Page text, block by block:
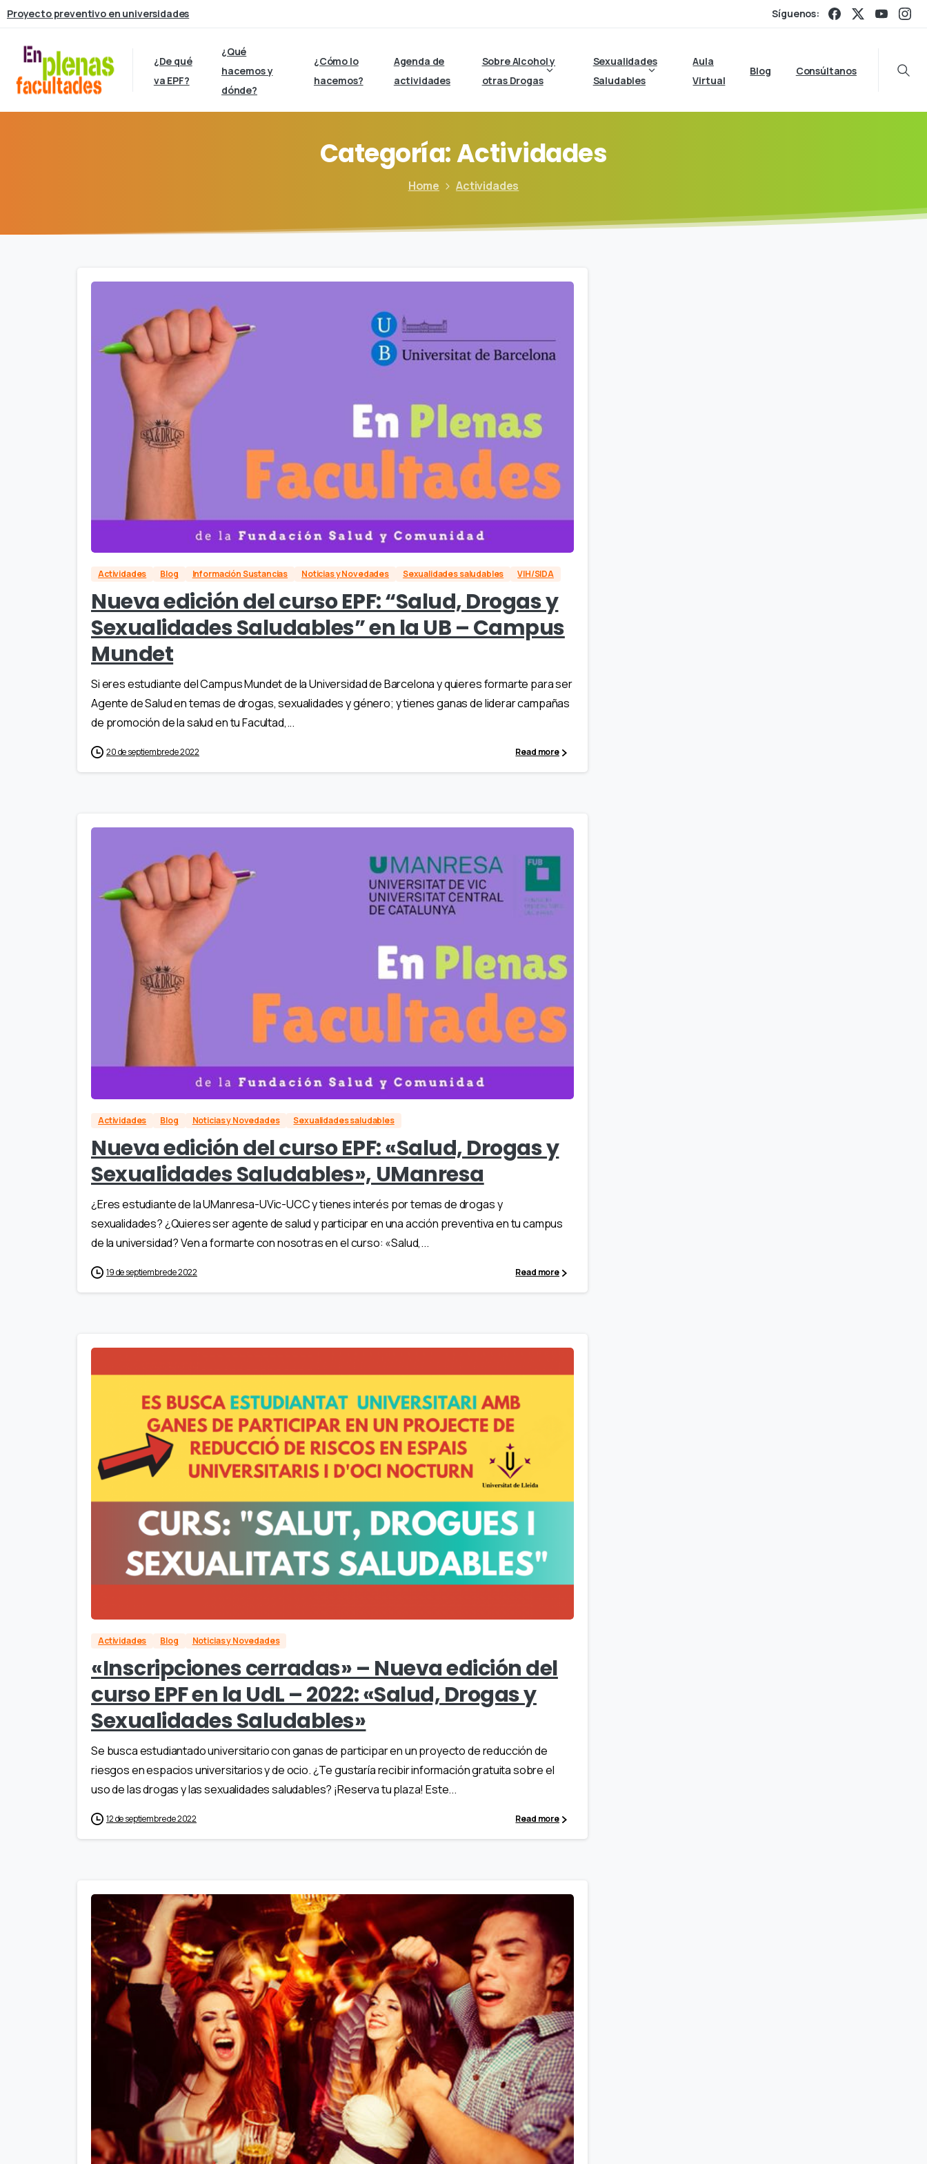
Proyecto preventivo en universidades Síguenos:
¿De qué
va EPF?
¿Qué
hacemos y
dónde?
¿Cómo lo
hacemos?
Agenda de
actividades
Sobre Alcohol y
otras Drogas
Sexualidades
Saludables
Aula
Virtual
Blog Consúltanos
Categoría:Actividades
Home Actividades
Actividades Blog Información Sustancias Noticias y Novedades Sexualidades saludables VIH/SIDA
Nueva edición del curso EPF: “Salud, Drogas y
Sexualidades Saludables” en la UB – Campus
Mundet
Si eres estudiante del Campus Mundet de la Universidad de Barcelona y quieres formarte para ser
Agente de Salud en temas de drogas, sexualidades y género; y tienes ganas de liderar campañas
de promoción de la salud en tu Facultad,...
20 de septiembre de 2022 Read more
Actividades Blog Noticias y Novedades Sexualidades saludables
Nueva edición del curso EPF: «Salud, Drogas y
Sexualidades Saludables», UManresa
¿Eres estudiante de la UManresa-UVic-UCC y tienes interés por temas de drogas y
sexualidades? ¿Quieres ser agente de salud y participar en una acción preventiva en tu campus
de la universidad? Ven a formarte con nosotras en el curso: «Salud,...
19 de septiembre de 2022 Read more
Actividades Blog Noticias y Novedades
«Inscripciones cerradas» – Nueva edición del
curso EPF en la UdL – 2022: «Salud, Drogas y
Sexualidades Saludables»
Se busca estudiantado universitario con ganas de participar en un proyecto de reducción de
riesgos en espacios universitarios y de ocio. ¿Te gustaría recibir información gratuita sobre el
uso de las drogas y las sexualidades saludables? ¡Reserva tu plaza! Este...
12 de septiembre de 2022 Read more